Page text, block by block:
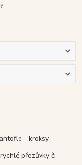
- kroksy
přezůvky či